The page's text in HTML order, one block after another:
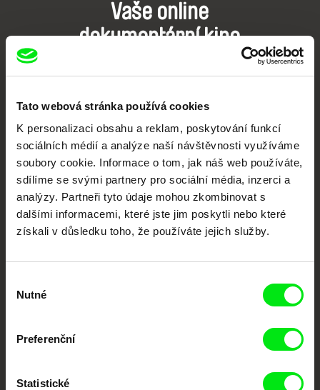
Tato webová stránka používá cookies
K personalizaci obsahu a reklam, poskytování funkcí
sociálních médií a analýze naší návštěvnosti využíváme
soubory cookie. Informace o tom, jak náš web používáte,
sdílíme se svými partnery pro sociální média, inzerci a
analýzy. Partneři tyto údaje mohou zkombinovat s
dalšími informacemi, které jste jim poskytli nebo které
získali v důsledku toho, že používáte jejich služby.
souhlasu
Nutné
Preferenční
Statistické
Vaše online
dokumentární kino
Nové festivalové filmy
Portál DAFilms.cz je výsledkem tvůrčí spolupráce 7 klíčových evropských
festivalů dokumentárního filmu sdružených do Doc Alliance. Naším cílem je
posouvat hranice dokumentárního filmu, propagovat jeho rozmanitost a
podporovat kvalitní autorské filmy.
Členové Doc Alliance